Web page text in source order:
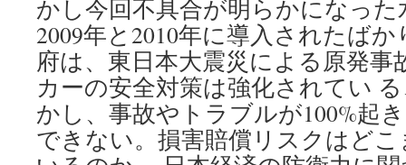
かし今回不具合が明らかになった
2009年と2010年に導入されたば
府は、東日本大震災による原発事
カーの安全対策は強化されてい
かし、事故やトラブルが100%起
できない。損害賠償リスクはど